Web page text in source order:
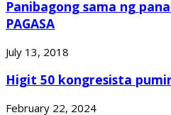
Panibagong sama ng
PAGASA
July 13, 2018
Higit 50 kongresista
February 22, 2024